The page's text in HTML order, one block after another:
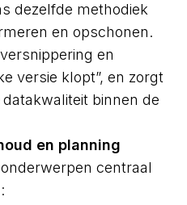
dezelfde methodiek
en opschonen.
en
versie klopt”, en zorgt
binnen de
en planning
centraal